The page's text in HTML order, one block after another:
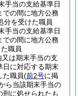
手当の支給基準日
での間に地方公務
分を受けた職員
手当の支給基準日
での間に地方公務
職員
は期末手当の支
日に対応する期末
た職員(前2号に掲
ら当該期末手当の
に処せられたも